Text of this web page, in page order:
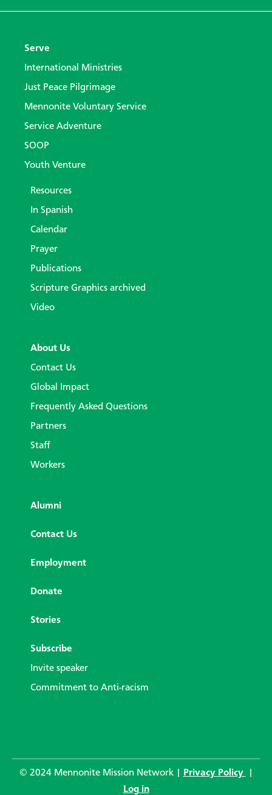
Serve
International Ministries
Just Peace Pilgrimage
Mennonite Voluntary Service
Service Adventure
SOOP
Youth Venture
Resources
In Spanish
Calendar
Prayer
Publications
Scripture Graphics archived
Video
About Us
Contact Us
Global Impact
Frequently Asked Questions
Partners
Staff
Workers
Alumni
Contact Us
Employment
Donate
Stories
Subscribe
Invite speaker
Commitment to Anti-racism
© 2024 Mennonite Mission Network | Privacy Policy
Log in